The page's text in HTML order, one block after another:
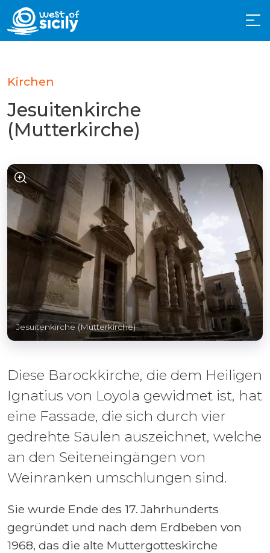
Kirchen
Jesuitenkirche
(Mutterkirche)
Jesuitenkirche (Mutterkirche)
Diese Barockkirche, die dem Heiligen
Ignatius von Loyola gewidmet ist, hat
eine Fassade, die sich durch vier
gedrehte Säulen auszeichnet, welche
an den Seiteneingängen von
Weinranken umschlungen sind.
Sie wurde Ende des 17. Jahrhunderts
gegründet und nach dem Erdbeben von
1968, das die alte Muttergotteskirche